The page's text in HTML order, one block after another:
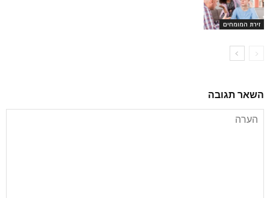
זירת המומחים
השאר תגובה